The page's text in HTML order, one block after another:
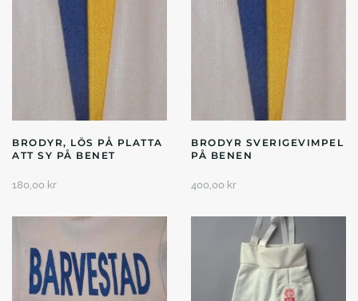
BRODYR, LÖS PÅ PLATTA
ATT SY PÅ BENET
180,00 kr
BRODYR SVERIGEVIMPEL
PÅ BENEN
400,00 kr